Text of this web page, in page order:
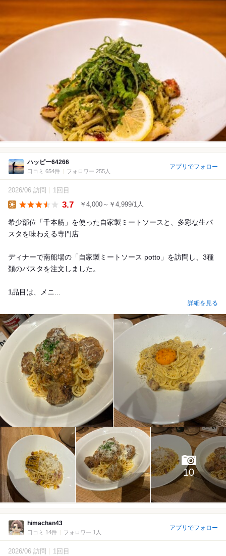
ハッピー64266
口コミ 654件 フォロワー 255人
アプリでフォロー
2026/06 訪問 1回目
3.7 ￥4,000～￥4,999/1人
希少部位「千本筋」を使った自家製ミートソースと、多彩な生パ
スタを味わえる専門店
ディナーで南船場の「自家製ミートソース potto」を訪問し、3種
類のパスタを注文しました。
1品目は、メニ...
詳細を見る
10
himachan43
口コミ 14件 フォロワー 1人
アプリでフォロー
2026/06 訪問 1回目